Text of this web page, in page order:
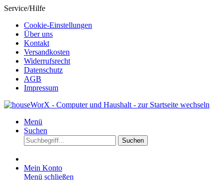
Service/Hilfe
Cookie-Einstellungen
Über uns
Kontakt
Versandkosten
Widerrufsrecht
Datenschutz
AGB
Impressum
Menü
Suchen
Suchen
Mein Konto
Menü schließen